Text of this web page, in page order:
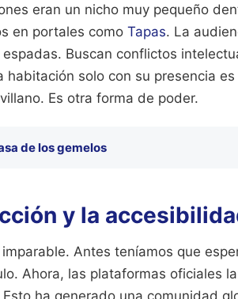
eran un nicho muy pequeño
en portales como Tapas. La
Buscan conflictos
habitación solo con su presencia
Es otra forma de poder.
de los gemelos
y la
Antes teníamos que
Ahora, las plataformas oficiales